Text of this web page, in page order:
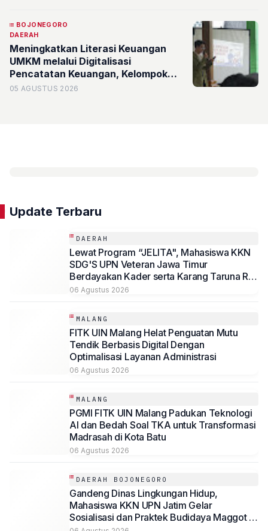
BOJONEGORO
DAERAH
Meningkatkan Literasi Keuangan
UMKM melalui Digitalisasi
Pencatatan Keuangan, Kelompok
KKN SDGs Pemuda Berdampak 38
05 AGUSTUS 2026
Update Terbaru
DAERAH
Lewat Program “JELITA", Mahasiswa KKN
SDG'S UPN Veteran Jawa Timur
Berdayakan Kader serta Karang Taruna RW
07 Kelurahan Banyu Urip Olah Limbah
06 Agustus 2026
MALANG
FITK UIN Malang Helat Penguatan Mutu
Tendik Berbasis Digital Dengan
Optimalisasi Layanan Administrasi
06 Agustus 2026
MALANG
PGMI FITK UIN Malang Padukan Teknologi
AI dan Bedah Soal TKA untuk Transformasi
Madrasah di Kota Batu
06 Agustus 2026
DAERAH BOJONEGORO
Gandeng Dinas Lingkungan Hidup,
Mahasiswa KKN UPN Jatim Gelar
Sosialisasi dan Praktek Budidaya Maggot di